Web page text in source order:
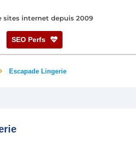
sites internet depuis 2009
SEO Perfs
Escapade Lingerie